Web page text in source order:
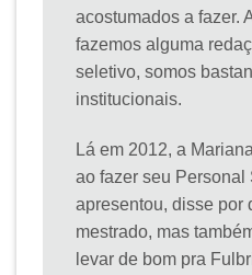
acostumados a fazer.
fazemos alguma
seletivo, somos
institucionais.
Lá em 2012, a
ao fazer seu Personal
apresentou, disse por
mestrado, mas
levar de bom pra